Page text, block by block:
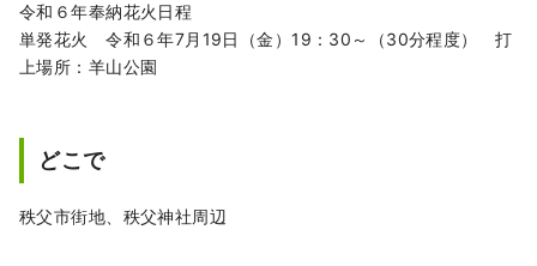
令和６年奉納花火日程
単発花火 令和６年7月19日（金）19：30～（30分程度） 打
上場所：羊山公園
どこで
秩父市街地、秩父神社周辺